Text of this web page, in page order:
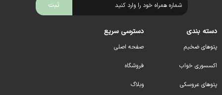
دسته بندی
پتوهای ضخیم
اکسسوری خواب
پتوهای عروسکی
دسترسی سریع
صفحه اصلی
فروشگاه
وبلاگ